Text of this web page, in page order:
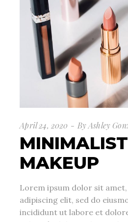
April 24, 2020 ByAshley
MINIMALIST
MAKEUP
Lorem ipsum dolor sit
adipiscing elit, sed do
incididunt ut labore et